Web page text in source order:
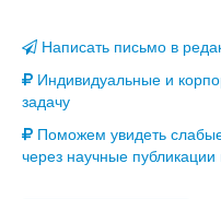
Написать письмо в
Индивидуальные и
задачу
Поможем увидеть
через научные публикации